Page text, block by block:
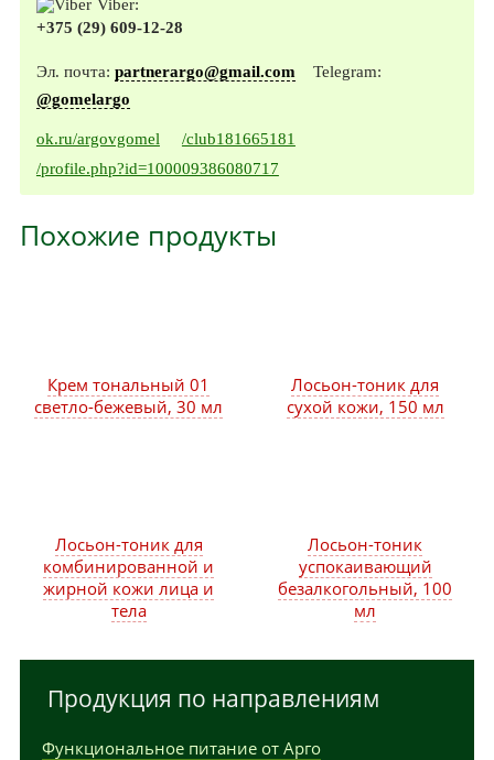
Viber:
+375 (29) 609-12-28
Эл. почта: partnerargo@gmail.com Telegram:
@gomelargo
ok.ru/argovgomel
/club181665181
/profile.php?id=100009386080717
Похожие продукты
Крем тональный 01
светло-бежевый, 30 мл
Лосьон-тоник для
сухой кожи, 150 мл
Лосьон-тоник
успокаивающий
безалкогольный, 100
мл
Лосьон-тоник для
комбинированной и
жирной кожи лица и
тела
Продукция по направлениям
Функциональное питание от Арго